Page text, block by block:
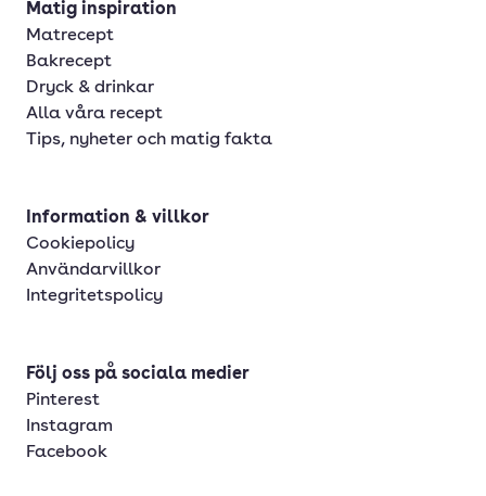
Matig inspiration
Matrecept
Bakrecept
Dryck & drinkar
Alla våra recept
Tips, nyheter och matig fakta
Information & villkor
Cookiepolicy
Användarvillkor
Integritetspolicy
Följ oss på sociala medier
Pinterest
Instagram
Facebook